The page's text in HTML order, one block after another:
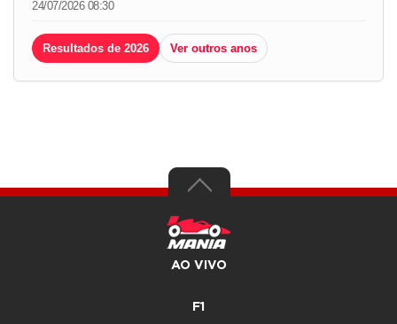
24/07/2026 08:30
Resultados de 2026 Ver outros anos
AO VIVO
F1